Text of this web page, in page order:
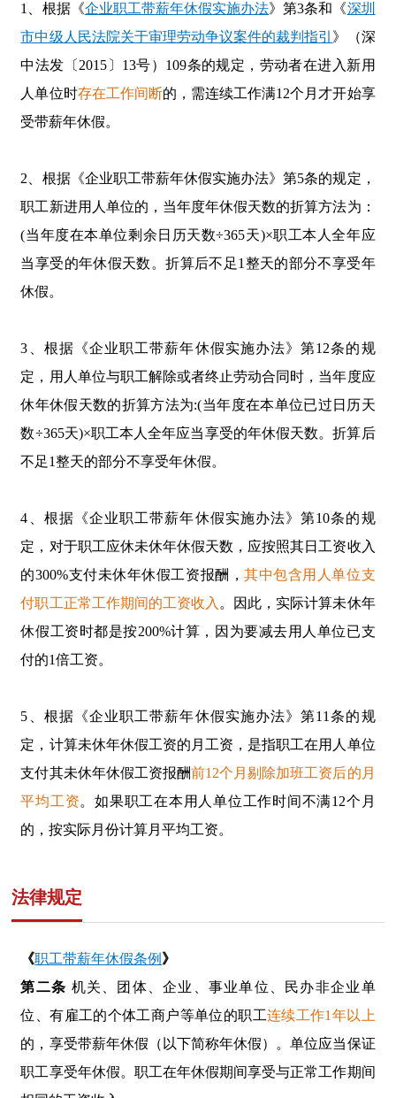
1、根据《企业职工带薪年休假实施办法》第3条和《深圳
市中级人民法院关于审理劳动争议案件的裁判指引 》（深
中法发〔 2015〕13号）109条的规定， 劳动者在进入新用
人单位时存在工作间断的，需连续工作满12个月才开始享
受带薪年休假。
2、根据《企业职工带薪年休假实施办法》第5条的规定，
职工新进用人单位的，当年度年休假天数的折算方法为：
(当年度在本单位剩余日历天数÷365天)×职工本人全年应
当享受的年休假天数。折算后不足1 整天的部分不享受年
休假。
3、 根据 《企业职工带薪年休假实施办法》第12条的规
定，用人单位与职工解除或者终止劳动合同时，当年度应
休年休假天数的折算方法为:(当年度在本单位已过日历天
数÷365天)×职工本人全年应当享受的年休假天数。折算后
不足1整天的部分不享受年休假。
4、 根据 《企业职工带薪年休假实施办法》第10条的规
定，对于职工应休未休年休假天数，应按照其日工资收入
的300%支付未休年休假工资报酬，其中包含用人单位支
付职工正常工作期间的工资收入 。
因此，实际计算未休年
休假工资时都是按200%计算，因为要减去用人单位已支
付的1倍工资。
5、根据 《企业职工带薪年休假实施办法》第11条的规
定，计算未休年休假工资的月工资，是指职工在用人单位
支付其未休年休假工资报酬前12个月剔除加班工资后的月
平均工资。如果职工在本用人单位工作时间不满12个月
的，按实际月份计算月平均工资。
法律规定
《职工带薪年休假条例 》
第二条 机关、团体、企业、事业单位、民办非企业单
位、有雇工的个体工商户等单位的职工连续工作1年以上
的，享受带薪年休假（以下简称年休假）。单位应当保证
职工享受年休假。职工在年休假期间享受与正常工作期间